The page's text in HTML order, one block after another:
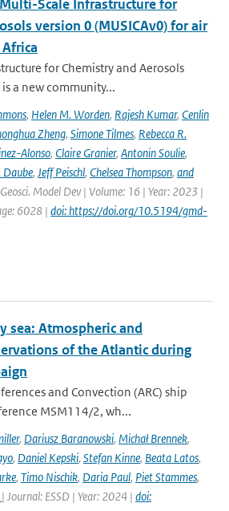
Scale Infrastructure for
version 0 (MUSICAv0) for air
for Chemistry and Aerosols
a new community...
, Helen M. Worden, Rajesh Kumar, Cenlin
Zheng, Simone Tilmes, Rebecca R.
Alonso, Claire Granier, Antonin Soulie,
Daube, Jeff Peischl, Chelsea Thompson, and
Model Dev | Volume: 16 | Year: 2023 |
6028 | doi: https://doi.org/10.5194/gmd-
sea: Atmospheric and
of the Atlantic during
and Convection (ARC) ship
MSM114/2, wh...
, Dariusz Baranowski, Michał Brennek,
, Daniel Kepski, Stefan Kinne, Beata Latos,
, Timo Nischik, Daria Paul, Piet Stammes,
| Journal: ESSD | Year: 2024 | doi: